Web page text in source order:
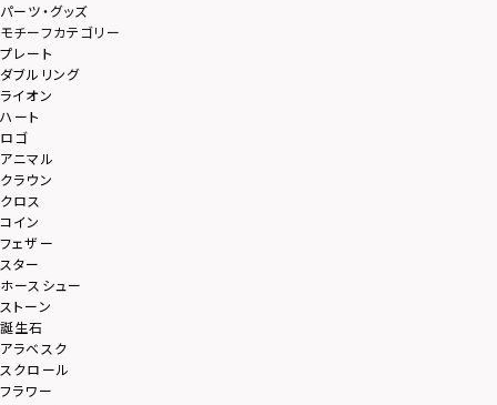
パーツ・グッズ
モチーフカテゴリー
プレート
ダブルリング
ライオン
ハート
ロゴ
アニマル
クラウン
クロス
コイン
フェザー
スター
ホースシュー
ストーン
誕生石
アラベスク
スクロール
フラワー